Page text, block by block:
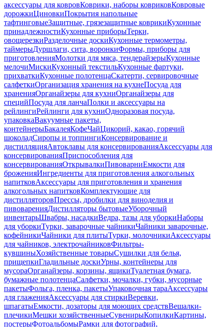
аксессуары для ковровКоврики, наборы ковриковКовровые
дорожкиЦиновкиПокрытия напольные
тафтинговыеЗащитные, грязезащитные коврикиКухонные
принадлежностиКухонные приборыТерки,
овощерезкиРазделочные доскиКухонные термометры,
таймерыДуршлаги, сита, воронкиФормы, приборы для
приготовленияМолотки для мяса, тендерайзерыКухонные
мелочиМискиКухонный текстильКухонные фартуки,
прихваткиКухонные полотенцаСкатерти, сервировочные
салфеткиОрганизация хранения на кухнеПосуда для
храненияОрганайзеры для кухниОрганайзеры для
специйПосуда для ланчаПолки и аксессуары на
рейлингиРейлинги для кухниОдноразовая посуда,
упаковкаВакуумные пакеты,
контейнерыБакалеяКофеЧайЦикорий, какао, горячий
шоколадСиропы и топпингиКонсервирование и
дистилляцияАвтоклавы для консервированияАксессуары для
консервированияПриспособления для
консервированияОткрывалкиПивоварниЕмкости для
броженияИнгредиенты для приготовления алкогольных
напитковАксессуары для приготовления и хранения
алкогольных напитковКомплектующие для
дистилляторовПрессы, дробилки для виноделия и
пивоваренияДистилляторы бытовыеУборочный
инвентарьШвабры, насадкиВедра, тазы для уборкиНаборы
для уборкиТурки, заварочные чайникиЧайники заварочные,
кофейникиЧайники для плитыТурки, молочникиАксессуары
для чайников, электрочайниковФильтры-
кувшиныХозяйственные товарыСушилки для белья,
прищепкиГладильные доскиУрны, контейнеры для
мусораОрганайзеры, корзины, ящикиТуалетная бумага,
бумажные полотенцаСалфетки, мочалки, губки, мусорные
пакетыФольга, пленка, пакетыУпаковочная тараАксессуары
для глаженияАксессуары для стиркиВеревки,
шпагатыЕмкости, дозаторы для моющих средствВешалки-
плечикиМешки хозяйственныеСувенирыКопилкиКартины,
постерыФотоальбомыРамки для фотографий,